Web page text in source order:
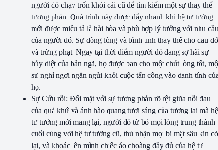
người đó chạy trốn khỏi cái cũ để tìm kiếm một sự thay thế
tương phản. Quá trình này được đẩy nhanh khi hệ tư tưởng
mới được miêu tả là hài hòa và phù hợp lý tưởng với nhu cầu
của người đó. Sự đồng lòng và bình tĩnh thay thế cho đau
và trừng phạt. Ngay tại thời điểm người đó đang sợ hãi sự
hủy diệt của bản ngã, họ được ban cho một chút lòng tốt,
sự nghỉ ngơi ngắn ngủi khỏi cuộc tấn công vào danh tính
họ.
Sự Cứu rỗi: Đối mặt với sự tương phản rõ rệt giữa nỗi đau
của quá khứ và ánh hào quang tươi sáng của tương lai mà hệ
tư tưởng mới mang lại, người đó từ bỏ mọi lòng trung thành
cuối cùng với hệ tư tưởng cũ, thú nhận mọi bí mật sâu kín
lại, và khoác lên mình chiếc áo choàng đầy đủ của hệ tư